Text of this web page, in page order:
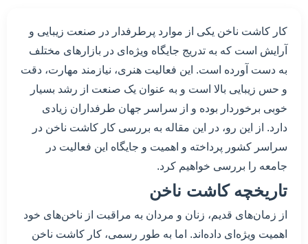
کار کاشت ناخن یکی از موارد پرطرفدار در صنعت زیبایی و
آرایش است که به تدریج جایگاه ویژه‌ای در بازارهای مختلف
به دست آورده است. این فعالیت هنری، نیازمند مهارت، دقت
و حس زیبایی بالا است و به عنوان یک صنعت از رشد بسیار
خوبی برخوردار بوده و از سراسر جهان طرفداران زیادی
دارد. از این رو، در این مقاله به بررسی کار کاشت ناخن در
سراسر کشور پرداخته و اهمیت و جایگاه این فعالیت در
جامعه را بررسی خواهیم کرد.
تاریخچه کاشت ناخن
از زمان‌های قدیم، زنان و مردان به مراقبت از ناخن‌های خود
اهمیت ویژه‌ای داده‌اند. اما به طور رسمی، کار کاشت ناخن